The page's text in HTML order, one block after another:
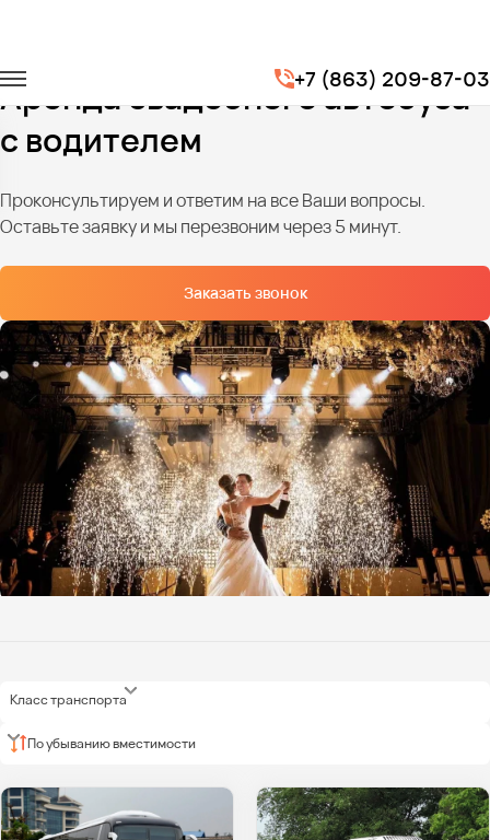
+7 (863) 209-87-03
Транспорт на свадьбу
Аренда свадебного автобуса
с водителем
Проконсультируем и ответим на все Ваши вопросы.
Оставьте заявку и мы перезвоним через 5 минут.
Заказать звонок
Класс транспорта
По убыванию вместимости